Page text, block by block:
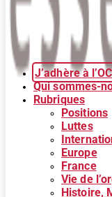
J’adhère à
Qui sommes-
Rubriques
Positions
Luttes
Europe
France
Vie de
Histoire,